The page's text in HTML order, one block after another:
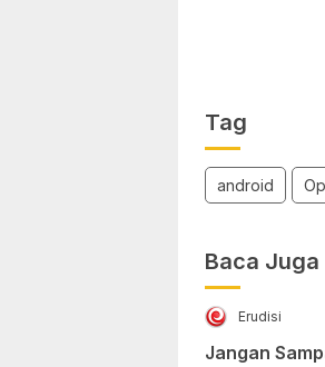
Tag
android
Baca Juga
Erudisi
Jangan